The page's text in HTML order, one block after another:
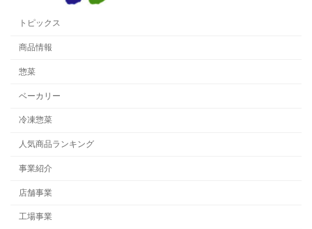
トピックス
商品情報
惣菜
ベーカリー
冷凍惣菜
人気商品ランキング
事業紹介
店舗事業
工場事業